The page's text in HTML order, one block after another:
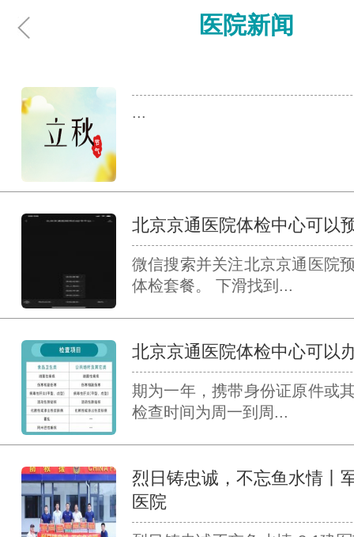
医院新闻
...
北京京通医院体检中心可以
微信搜索并关注北京京通医院
体检套餐。 下滑找到...
北京京通医院体检中心可以
期为一年，携带身份证原件或
检查时间为周一到周...
烈日铸忠诚，不忘鱼水情丨
医院